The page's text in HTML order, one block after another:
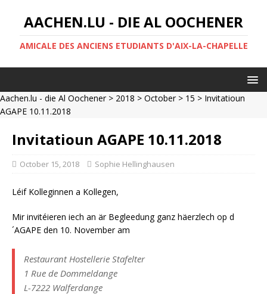
AACHEN.LU - DIE AL OOCHENER
AMICALE DES ANCIENS ETUDIANTS D'AIX-LA-CHAPELLE
Aachen.lu - die Al Oochener> 2018 > October> 15 > Invitatioun
AGAPE 10.11.2018
Invitatioun AGAPE 10.11.2018
October 15, 2018 Sophie Hellinghausen
Léif Kolleginnen a Kollegen,
Mir invitéieren iech an är Begleedung ganz häerzlech op d
´AGAPE den 10. November am
Restaurant Hostellerie Stafelter
1 Rue de Dommeldange
L-7222 Walferdange